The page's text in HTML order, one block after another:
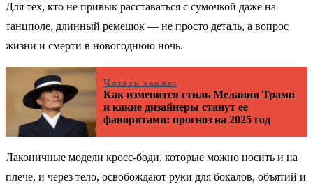
Для тех, кто не привык расставаться с сумочкой даже на
танцполе, длинный ремешок — не просто деталь, а вопрос
жизни и смерти в новогоднюю ночь.
Читать также:
Как изменится стиль Мелании Трамп
и какие дизайнеры станут ее
фаворитами: прогноз на 2025 год
Лаконичные модели кросс-боди, которые можно носить и на
плече, и через тело, освобождают руки для бокалов, объятий и